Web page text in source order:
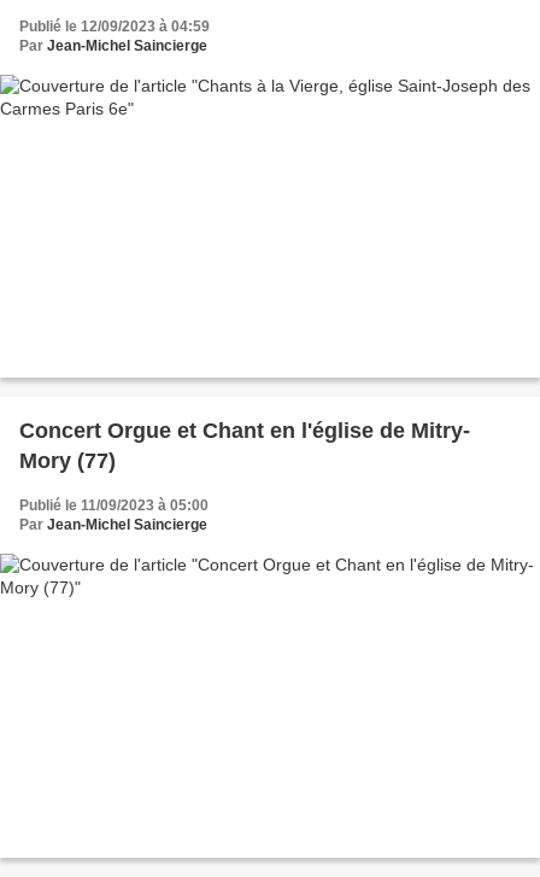
Publié le 12/09/2023 à 04:59
Par Jean-Michel Saincierge
Concert Orgue et Chant en l'église de Mitry-
Mory (77)
Publié le 11/09/2023 à 05:00
Par Jean-Michel Saincierge